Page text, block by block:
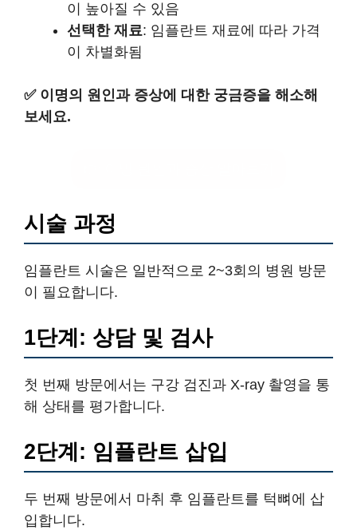
이 높아질 수 있음
선택한 재료: 임플란트 재료에 따라 가격
이 차별화됨
✅ 이명의 원인과 증상에 대한 궁금증을 해소해
보세요.
시술 과정
임플란트 시술은 일반적으로 2~3회의 병원 방문
이 필요합니다.
1단계: 상담 및 검사
첫 번째 방문에서는 구강 검진과 X-ray 촬영을 통
해 상태를 평가합니다.
2단계: 임플란트 삽입
두 번째 방문에서 마취 후 임플란트를 턱뼈에 삽
입합니다.